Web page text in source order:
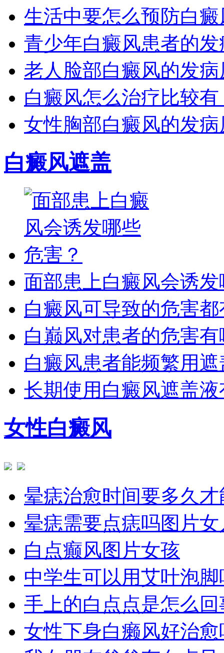
生活中要怎么预防白
青少年白癜风患者的
老人脸部白癜风的发
白癜风怎么治疗比较有
女性胸部白癜风的发
白癜风遮盖
面部患上白癜风会诱
白癜风可导致的危害
白巅风对患者的危害
白癜风患者能频繁用
长期使用白癜风遮盖
女性白癜风
晕痣治愈时间要多久
晕痣需要点痣吗图片女
白点癫风图片女孩
中学生可以用艾叶泡
手上的白点点是怎么
女性下身白癞风好治愈